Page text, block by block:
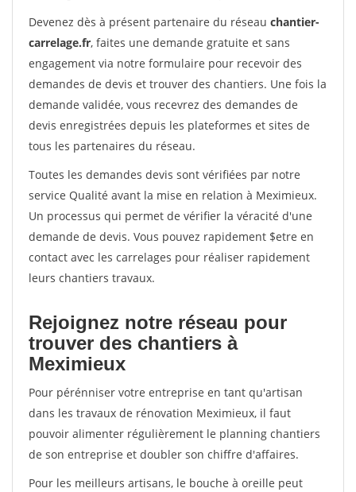
Devenez dès à présent partenaire du réseau chantier-
carrelage.fr, faites une demande gratuite et sans
engagement via notre formulaire pour recevoir des
demandes de devis et trouver des chantiers. Une fois la
demande validée, vous recevrez des demandes de
devis enregistrées depuis les plateformes et sites de
tous les partenaires du réseau.
Toutes les demandes devis sont vérifiées par notre
service Qualité avant la mise en relation à Meximieux.
Un processus qui permet de vérifier la véracité d'une
demande de devis. Vous pouvez rapidement $etre en
contact avec les carrelages pour réaliser rapidement
leurs chantiers travaux.
Rejoignez notre réseau pour
trouver des chantiers à
Meximieux
Pour pérénniser votre entreprise en tant qu'artisan
dans les travaux de rénovation Meximieux, il faut
pouvoir alimenter régulièrement le planning chantiers
de son entreprise et doubler son chiffre d'affaires.
Pour les meilleurs artisans, le bouche à oreille peut